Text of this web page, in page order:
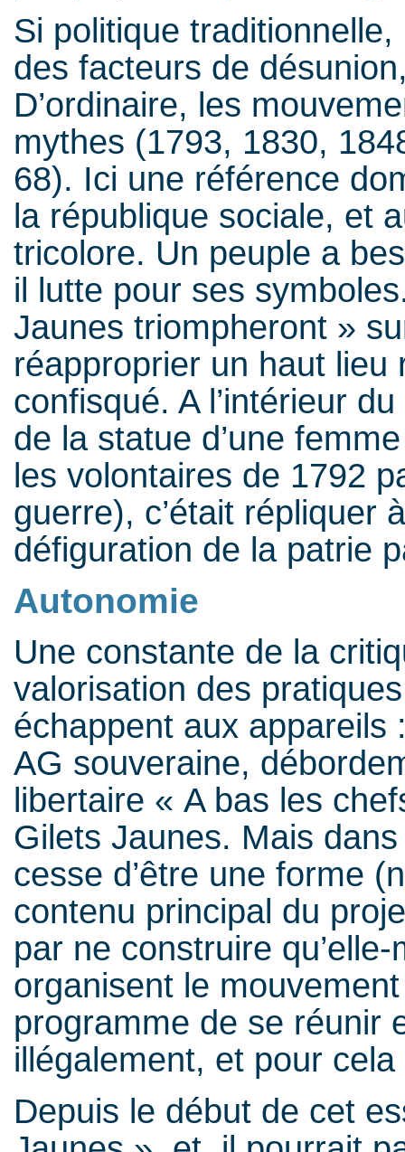
Si politique
des facteurs de
D’ordinaire, les
mythes (1793, 1830,
68). Ici une référence
la république sociale, et
tricolore. Un peuple a
il lutte pour ses
Jaunes triompheront »
réapproprier un haut lieu
confisqué. A l’intérieur
de la statue d’une
les volontaires de 1792
guerre), c’était répliquer
défiguration de la patrie
Autonomie
Une constante de la
valorisation des
échappent aux appareils
AG souveraine,
libertaire « A bas les
Gilets Jaunes. Mais
cesse d’être une forme
contenu principal du
par ne construire
organisent le
programme de se réunir
illégalement, et pour
Depuis le début de cet